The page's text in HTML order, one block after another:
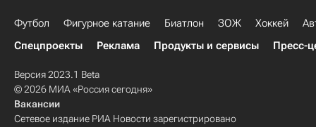
Футбол Фигурное катание Биатлон ЗОЖ Хоккей
Спецпроекты
Реклама Продукты и сервисы Пресс-
Версия 2023.1 Beta
© 2026 МИА «Россия сегодня»
Вакансии
Сетевое издание РИА Новости зарегистрировано